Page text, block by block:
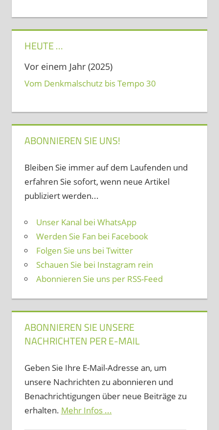
HEUTE …
Vor einem Jahr (2025)
Vom Denkmalschutz bis Tempo 30
ABONNIEREN SIE UNS!
Bleiben Sie immer auf dem Laufenden und
erfahren Sie sofort, wenn neue Artikel
publiziert werden...
Unser Kanal bei WhatsApp
Werden Sie Fan bei Facebook
Folgen Sie uns bei Twitter
Schauen Sie bei Instagram rein
Abonnieren Sie uns per RSS-Feed
ABONNIEREN SIE UNSERE
NACHRICHTEN PER E-MAIL
Geben Sie Ihre E-Mail-Adresse an, um
unsere Nachrichten zu abonnieren und
Benachrichtigungen über neue Beiträge zu
erhalten. Mehr Infos ...